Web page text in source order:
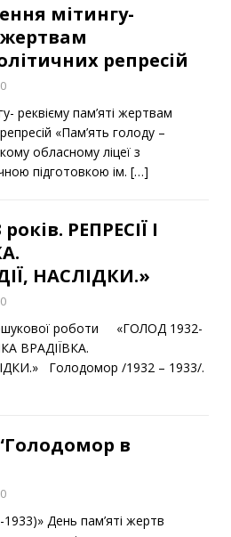
мітингу-
жертвам
репресій
0
реквієму пам’яті жертвам
«Пам’ять голоду –
обласному ліцеї з
підготовкою ім. […]
РЕПРЕСІЇ І
НАСЛІДКИ.»
0
роботи «ГОЛОД 1932-
ВРАДІЇВКА.
Голодомор /1932 – 1933/.
в
0
День пам’яті жертв